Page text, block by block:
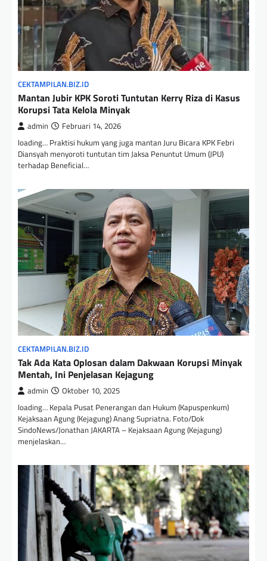
CEKTAMPILAN.BIZ.ID
Mantan Jubir KPK Soroti Tuntutan Kerry Riza di Kasus
Korupsi Tata Kelola Minyak
admin Februari 14, 2026
loading… Praktisi hukum yang juga mantan Juru Bicara KPK Febri
Diansyah menyoroti tuntutan tim Jaksa Penuntut Umum (JPU)
terhadap Beneficial…
CEKTAMPILAN.BIZ.ID
Tak Ada Kata Oplosan dalam Dakwaan Korupsi Minyak
Mentah, Ini Penjelasan Kejagung
admin Oktober 10, 2025
loading… Kepala Pusat Penerangan dan Hukum (Kapuspenkum)
Kejaksaan Agung (Kejagung) Anang Supriatna. Foto/Dok
SindoNews/Jonathan JAKARTA – Kejaksaan Agung (Kejagung)
menjelaskan…